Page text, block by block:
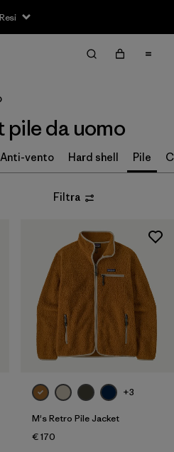
Resi
pile da uomo
Anti-vento Hard shell Pile
Filtra
+3
M's Retro Pile Jacket
€ 170